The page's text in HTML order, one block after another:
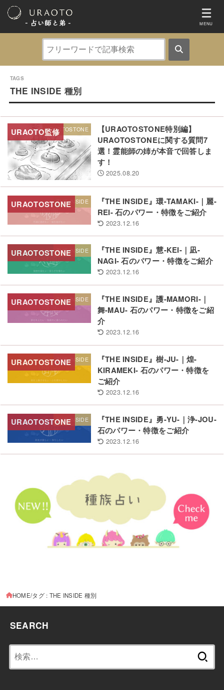
- 占い師と弟 ‐ MENU
THE INSIDE 種別
URAOTOSTONE
【URAOTOSTONE特別編】
URAOTOSTONEに関する質問7
選！霊能師の姉が本音で回答しま
す！
2025.08.20
THE INSIDE
『THE INSIDE』環-TAMAKI-｜麗-
REI- 石のパワー・特徴をご紹介
2023.12.16
THE INSIDE
『THE INSIDE』慧-KEI-｜凪-
NAGI- 石のパワー・特徴をご紹介
2023.12.16
THE INSIDE
『THE INSIDE』護-MAMORI-｜
舞-MAU- 石のパワー・特徴をご紹
介
2023.12.16
THE INSIDE
『THE INSIDE』樹-JU-｜煌-
KIRAMEKI- 石のパワー・特徴を
ご紹介
2023.12.16
THE INSIDE
『THE INSIDE』勇-YU-｜浄-JOU-
石のパワー・特徴をご紹介
2023.12.16
HOME タグ : THE INSIDE 種別
SEARCH